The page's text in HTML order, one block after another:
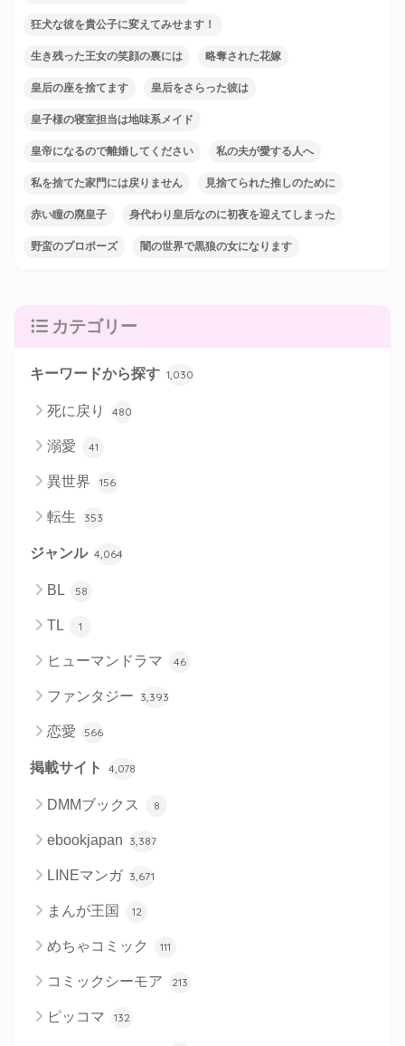
狂犬な彼を貴公子に変えてみせます！
生き残った王女の笑顔の裏には 略奪された花嫁
皇后の座を捨てます 皇后をさらった彼は
皇子様の寝室担当は地味系メイド
皇帝になるので離婚してください 私の夫が愛する人へ
私を捨てた家門には戻りません 見捨てられた推しのために
赤い瞳の廃皇子 身代わり皇后なのに初夜を迎えてしまった
野蛮のプロポーズ 闇の世界で黒狼の女になります
カテゴリー
キーワードから探す 1,030
死に戻り 480
溺愛 41
異世界 156
転生 353
ジャンル 4,064
BL 58
TL 1
ヒューマンドラマ 46
ファンタジー 3,393
恋愛 566
掲載サイト 4,078
DMMブックス 8
ebookjapan 3,387
LINEマンガ 3,671
まんが王国 12
めちゃコミック 111
コミックシーモア 213
ピッコマ 132